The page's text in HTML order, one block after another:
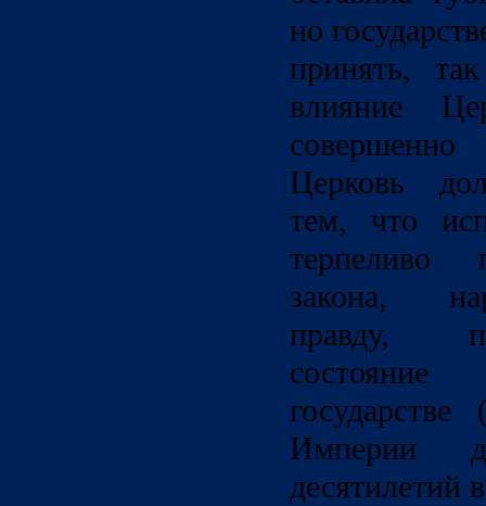
но
принять,
влияние
Церковь
тем, что
терпеливо
закона,
правду,
Империи
десятилетий